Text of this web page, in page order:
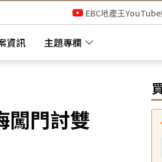
資訊 主題專欄
EBC地產王
闖門討雙